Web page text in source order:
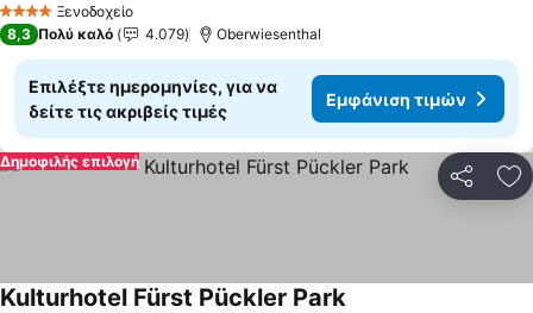
4 ΑστέριαΞενοδοχείο
8,3 Πολύ καλό 4.079 Oberwiesenthal
Επιλέξτε ημερομηνίες, για να
δείτε τις ακριβείς τιμές
Εμφάνιση τιμών
Δημοφιλής επιλογή
Kulturhotel Fürst Pückler Park